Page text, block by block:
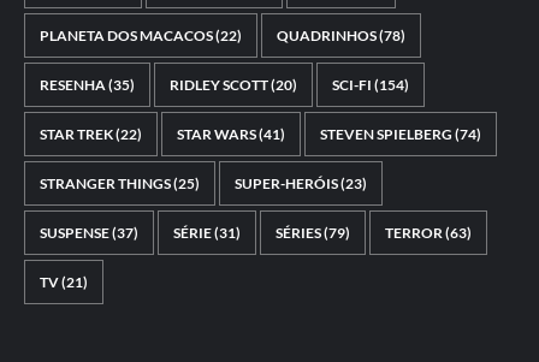
PLANETA DOS MACACOS(22) QUADRINHOS(78)
RESENHA(35) RIDLEY SCOTT(20) SCI-FI (154)
STAR TREK(22) STAR WARS(41) STEVEN SPIELBERG (74)
STRANGER THINGS(25) SUPER-HERÓIS(23)
SUSPENSE(37) SÉRIE(31) SÉRIES(79) TERROR(63)
TV(21)